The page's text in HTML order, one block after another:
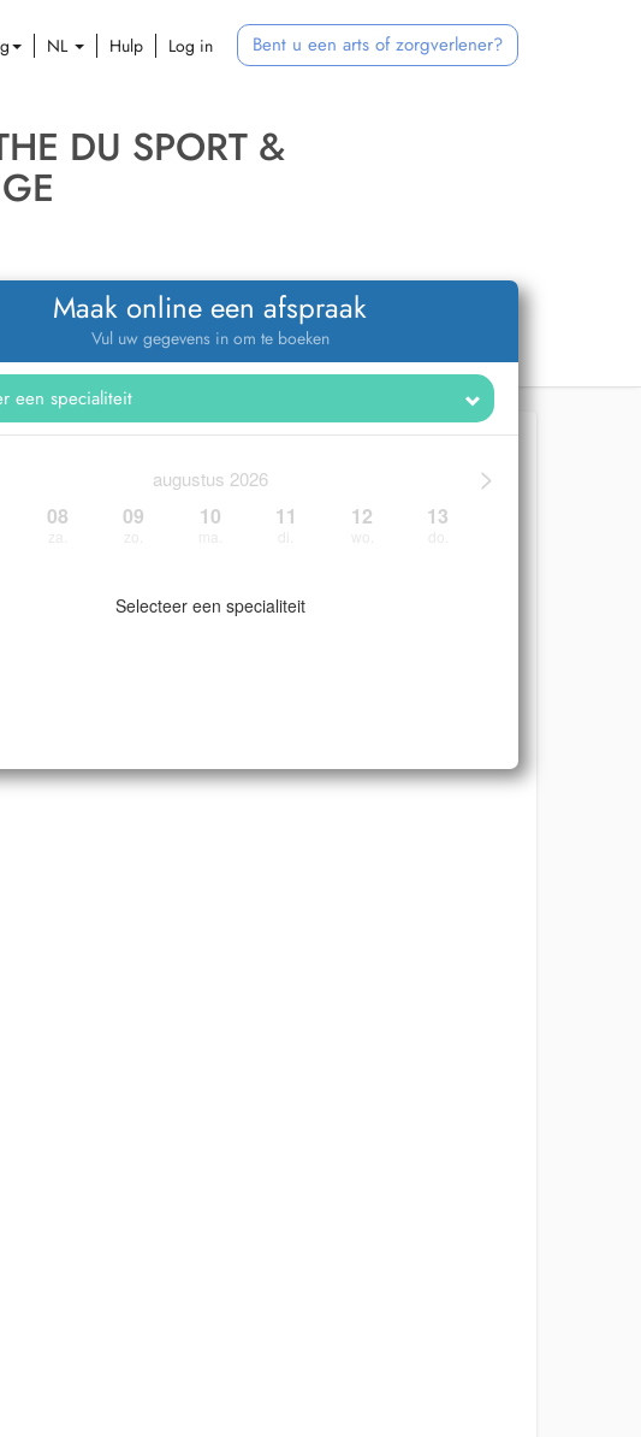
NL Hulp Log in Bent u een arts of zorgverlener?
DU SPORT &
Maak online een afspraak
Vul uw gegevens in om te boeken
>
augustus 2026
08 09 10 11 12 13
Selecteer een specialiteit